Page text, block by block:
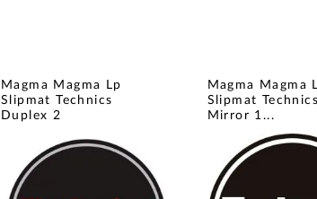
Magma Magma Lp
Slipmat Technics
Duplex 2
Magma Magma
Slipmat Technics
Mirror 1...